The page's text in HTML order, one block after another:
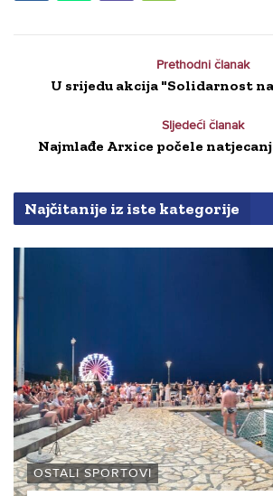
Prethodni članak
U srijedu akcija "Solidarnost na
Sljedeći članak
Najmlađe Arxice počele
Najčitanije iz iste kategorije
OSTALI SPORTOVI